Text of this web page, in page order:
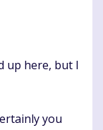
up here, but I
you